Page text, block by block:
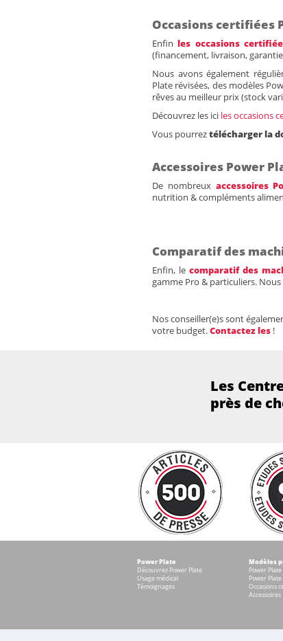
Occasions certifiées
Enfinles occasions
(financement, livraison,
Nous avons également
Plate révisées, des modèles
rêves au meilleur prix (stock
Découvrez les ici les occasions
Vous pourreztélécharger la
Accessoires Power
De nombreux accessoires
nutrition & compléments
Comparatif des
Enfin, le comparatif des
gamme Pro & particuliers.
Nos conseiller(e)s sont
votre budget.Contactez les !
Les
près de
Power Plate
Découvrez Power Plate
Usage médical
Témoignages
Modèles
Power
Power
Occasions
Accessoires